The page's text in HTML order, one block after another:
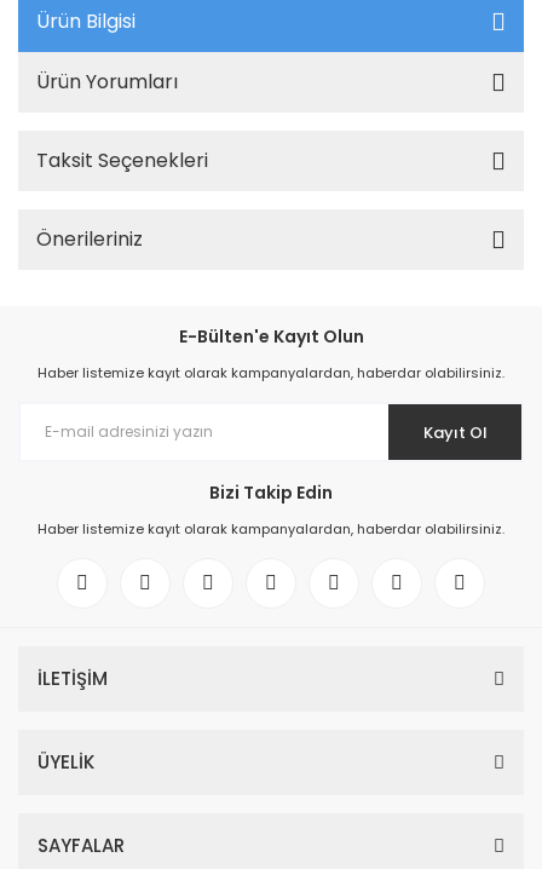
Ürün Bilgisi
Ürün Yorumları
Taksit Seçenekleri
Önerileriniz
E-Bülten'e Kayıt Olun
Haber listemize kayıt olarak kampanyalardan, haberdar olabilirsiniz.
Kayıt Ol
Bizi Takip Edin
Haber listemize kayıt olarak kampanyalardan, haberdar olabilirsiniz.
İLETİŞİM
ÜYELİK
SAYFALAR